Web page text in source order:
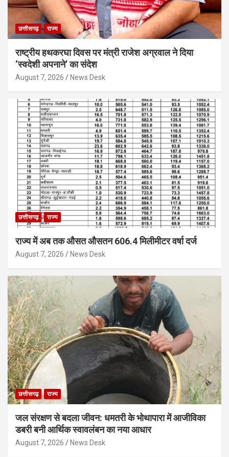
छत्तीसगढ़ राज्य
राष्ट्रीय हथकरघा दिवस पर मंत्री राजेश अग्रवाल ने दिया
‘स्वदेशी अपनाने’ का संदेश
August 7, 2026 News Desk
छत्तीसगढ़ राज्य
राज्य में अब तक औसत औसतन 606.4 मिलीमीटर वर्षा दर्ज
August 7, 2026 News Desk
छत्तीसगढ़ राज्य
जल संरक्षण से बदला जीवन: धमतरी के भोथापारा में आजीविका
डबरी बनी आर्थिक स्वावलंबन का नया आधार
August 7, 2026 News Desk